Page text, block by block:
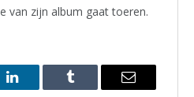
van zijn album gaat toeren.
LinkedIn Tumblr Email